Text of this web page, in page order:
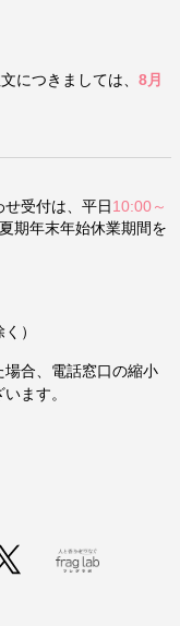
につきましては、 8月
受付は、平日 10:00～
期年末年始休業期間を
）
合、電話窓口の縮小
ます。